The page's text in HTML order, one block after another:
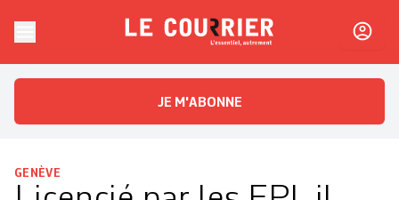
Le CourrierL'essentiel, autrement
JE M'ABONNE
GENÈVE